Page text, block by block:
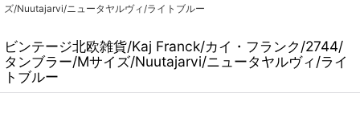
ズ/Nuutajarvi/ニュータヤルヴィ/ライトブルー
ビンテージ北欧雑貨/Kaj Franck/カイ・フランク/2744/
タンブラー/Mサイズ/Nuutajarvi/ニュータヤルヴィ/ライ
トブルー